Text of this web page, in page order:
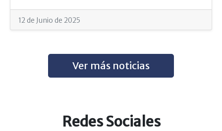
12 de Junio de 2025
Ver más noticias
Redes Sociales